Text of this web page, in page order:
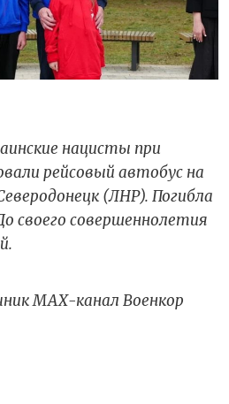
нацисты при
рейсовый автобус на
(ЛНР). Погибла
своего совершеннолетия
МАХ-канал Военкор